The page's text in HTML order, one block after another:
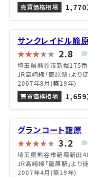
売買価格相場
1,770
サンクレイドル籠
2.8
埼玉県熊谷市新堀175
JR高崎線「籠原駅」より
2007年8月(築19年)
売買価格相場
1,659
グランコート籠原
3.2
埼玉県熊谷市新堀新田
JR高崎線「籠原駅」より
2007年4月(築19年)